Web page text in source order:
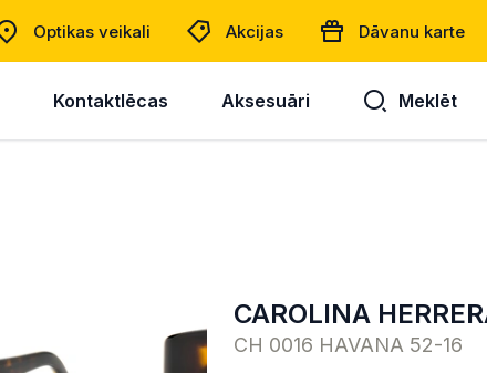
Optikas veikali Akcijas Dāvanu karte
Kontaktlēcas Aksesuāri Meklēt
CAROLINA
CH 0016 HAVANA 52-16